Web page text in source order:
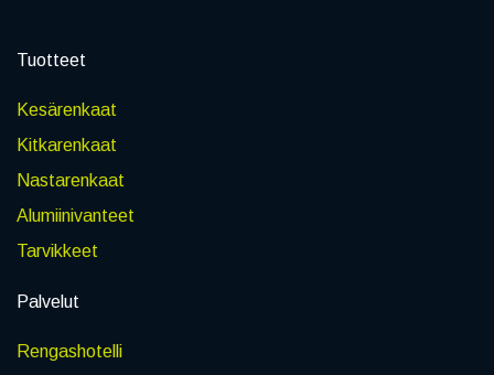
Tuotteet
Kesärenkaat
Kitkarenkaat
Nastarenkaat
Alumiinivanteet
Tarvikkeet
Palvelut
Rengashotelli